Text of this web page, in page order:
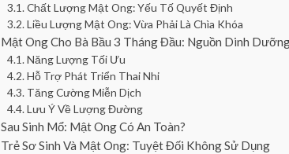
Chất Lượng Mật Ong: Yếu Tố Quyết Định
Liều Lượng Mật Ong: Vừa Phải Là Chìa Khóa
Mật Ong Cho Bà Bầu 3 Tháng Đầu: Nguồn Dinh
Năng Lượng Tối Ưu
Hỗ Trợ Phát Triển Thai Nhi
Tăng Cường Miễn Dịch
Lưu Ý Về Lượng Đường
Sau Sinh Mổ: Mật Ong Có An Toàn?
Trẻ Sơ Sinh Và Mật Ong: Tuyệt Đối Không Sử Dụng